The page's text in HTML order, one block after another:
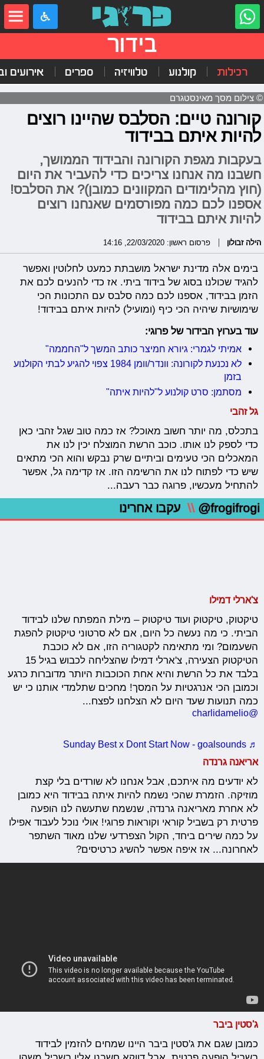
בידור
רכילות קולנוע טלוויזיה ספרים אירועים
© צילום מסך מאינסטגרם
קורונה טיים: הסלבס שהיינו רוצים
להיות איתם בבידוד
בעקבות מגפת הקורונה והבידוד הממושך,
חשבנו מה אנחנו צריכים כדי להעביר את היום
(חוץ מהלימודים המקוונים כמובן)? את הסלבס!
אספנו לכם כמה מפורסמים שאנחנו רוצים
להיות איתם בבידוד
הילה זבולון פרסום ראשון: 22/03/2020, 14:16
בימים אלה מדינת ישראל מושבתת כמעט לחלוטין ואפשר
להגיד שכולנו בסוג של בידוד ביתי. אז כדי להנעים לכם את
הזמן בבידוד, אספנו לכם כמה סלבס עם התכונות הכי
שימושיות שיהיה הכי כיף (ומועיל) להיות איתם בבידוד!
עוד בערוץ הבידור של פרוגי:
אמיתי לגמרי: גיורא חמיצר כותב המשך ל"החממה"
לא נכנעת לקורונה: וונדר/וומן 1984 צפוי להגיע לבתי הקולנוע
בזמן
מסתמן: סרט קולנוע ל"להיות איתה"
גל זהבי
בתכלס, מה יותר חשוב מאוכל? אז כמה טוב שגל זהבי כאן
כדי לספק לנו אותו. כוכב הרשת המוצלח יכין לנו את
המאכלים הכי טעימים וביתיים שרק נבקש והוא הכי מתאים
שיש כדי לפתוח לנו את הרשימה הזו. אז קדימה גל, אפשר
להתחיל מעכשיו, פרוגה כבר רעבה...
@frogifrogi
\\ עקבו אחרינו
צ'ארלי דמילו
טיקטוק, טיקטוק ועוד טיקטוק – מילת המפתח שלנו לבידוד
הביתי. כי מה נעשה כל היום, אם לא סרטוני טיקטוק להפגת
השעמום? ומי מתאימה לקטגוריה הזו, אם לא כוכבת
הטיקטוק הצעירה, צ'ארלי דמילו שהצליחה לכבוש בגיל 15
בלבד את כל הרשת והיא אחת הכוכבות היותר מדוברות כרגע
וכמובן הכי אנרגטיות על המסך! מחכים שתלמדי אותנו כי יש
כמה תנועות שעד היום לא הצלחנו לפצח...
@charlidamelio
♬ Sunday Best x Dont Start Now - goalsounds
אריאנה גרנדה
לא יודעים מה איתכם, אבל אנחנו לא שורדים בלי קצת
מוזיקה. הזמרת שהכי נשמח להיות איתה בבידוד היא כמובן
לא אחרת מאריאנה גרנדה, שנשמח שתעשה לנו הופעה
פרטית רק בשביל קוראי וקוראות פרוגי! אולי נוכל לעבוד אפילו
על כמה שירים ביחד, הקול הצפרדעי שלנו מאוד השתפר
לאחרונה... אז איפה אפשר להשיג כרטיסים?
ג'סטין ביבר
כמובן שגם את ג'סטין ביבר היינו שמחים להזמין לבידוד